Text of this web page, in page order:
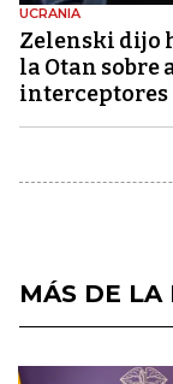
UCRANIA
Zelenski dijo
la Otan
interceptores
MÁS DE LA